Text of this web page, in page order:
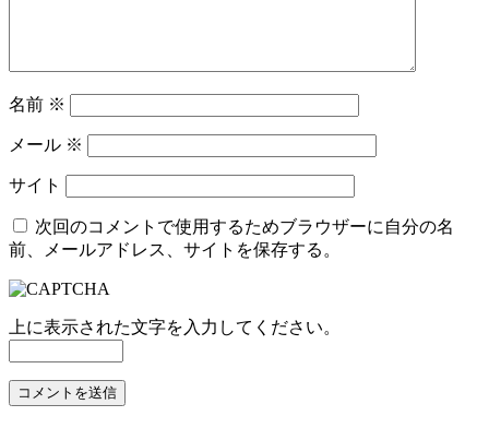
名前 ※
メール ※
サイト
次回のコメントで使用するためブラウザーに自分の名
前、メールアドレス、サイトを保存する。
上に表示された文字を入力してください。